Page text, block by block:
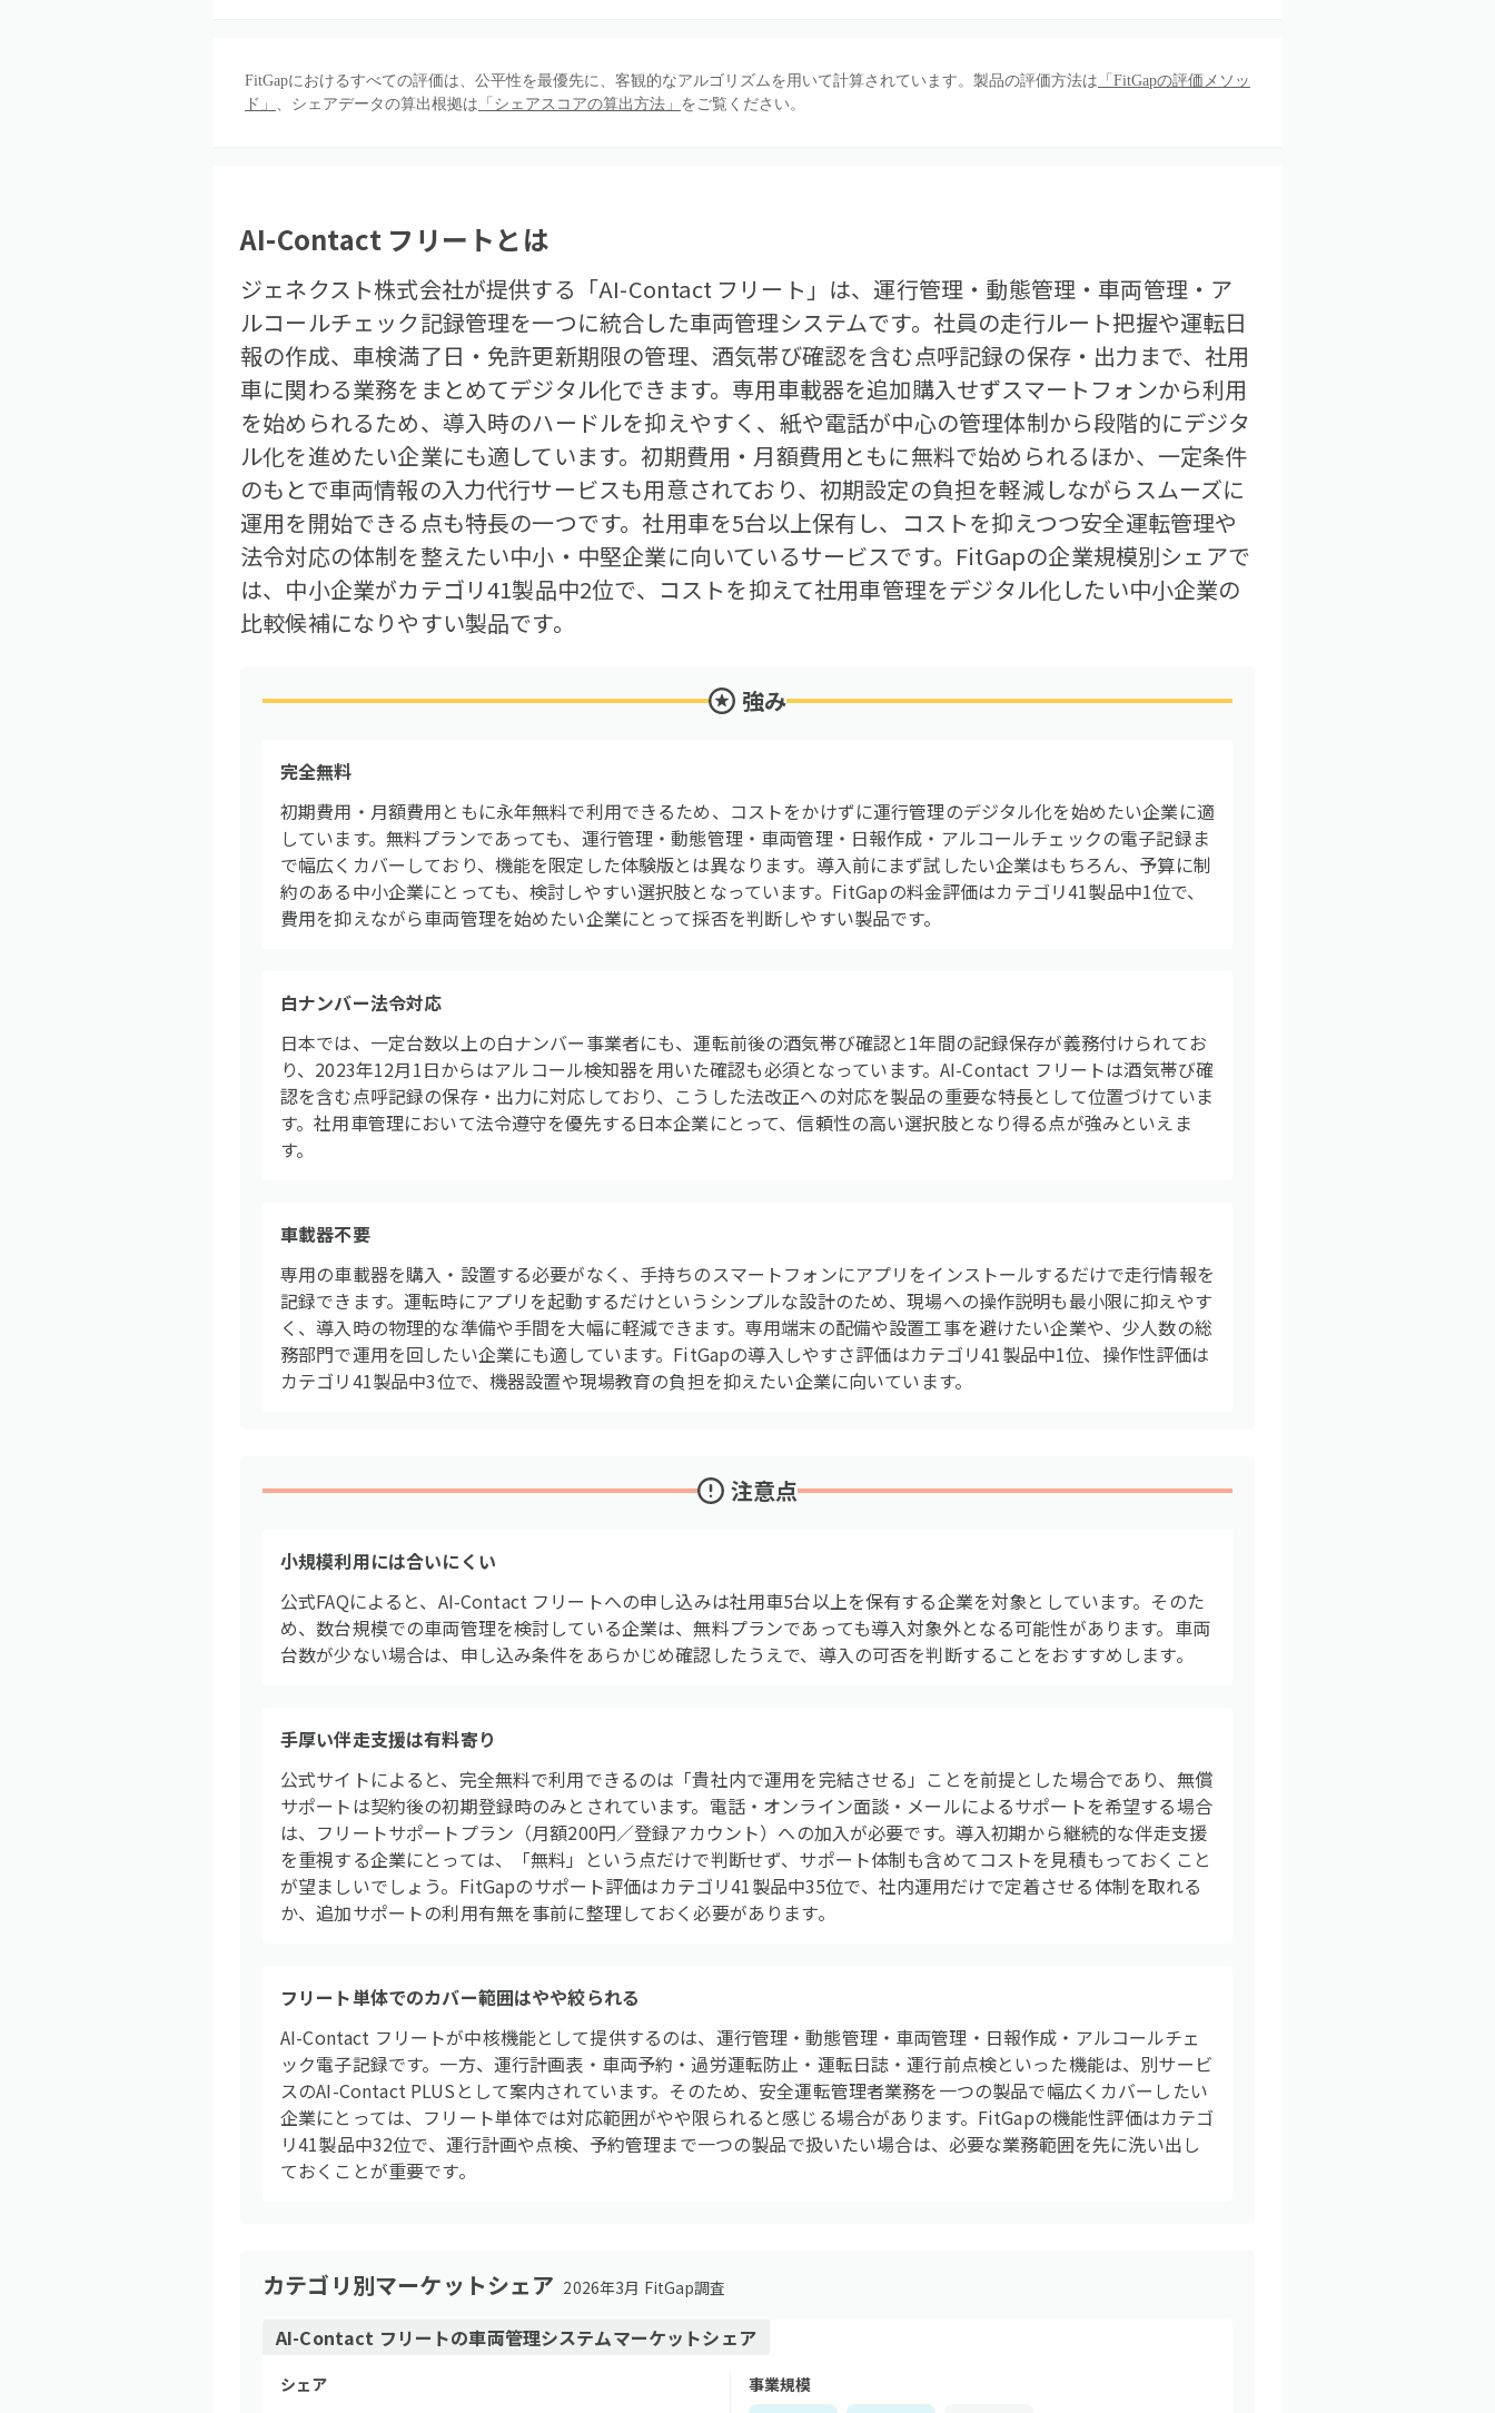
FitGapにおけるすべての評価は、公平性を最優先に、客観的なアルゴリズムを用いて計算されています。製品の評価方法は 「FitGapの評価メソッ
ド」 、シェアデータの算出根拠は 「シェアスコアの算出方法」 をご覧ください。
AI-Contact フリート とは
ジェネクスト株式会社が提供する「AI-Contact フリート」は、運行管理・動態管理・車両管理・ア
ルコールチェック記録管理を一つに統合した車両管理システムです。社員の走行ルート把握や運転日
報の作成、車検満了日・免許更新期限の管理、酒気帯び確認を含む点呼記録の保存・出力まで、社用
車に関わる業務をまとめてデジタル化できます。専用車載器を追加購入せずスマートフォンから利用
を始められるため、導入時のハードルを抑えやすく、紙や電話が中心の管理体制から段階的にデジタ
ル化を進めたい企業にも適しています。初期費用・月額費用ともに無料で始められるほか、一定条件
のもとで車両情報の入力代行サービスも用意されており、初期設定の負担を軽減しながらスムーズに
運用を開始できる点も特長の一つです。社用車を5台以上保有し、コストを抑えつつ安全運転管理や
法令対応の体制を整えたい中小・中堅企業に向いているサービスです。FitGapの企業規模別シェアで
は、中小企業がカテゴリ41製品中2位で、コストを抑えて社用車管理をデジタル化したい中小企業の
比較候補になりやすい製品です。
強み
完全無料
初期費用・月額費用ともに永年無料で利用できるため、コストをかけずに運行管理のデジタル化を始めたい企業に適
しています。無料プランであっても、運行管理・動態管理・車両管理・日報作成・アルコールチェックの電子記録ま
で幅広くカバーしており、機能を限定した体験版とは異なります。導入前にまず試したい企業はもちろん、予算に制
約のある中小企業にとっても、検討しやすい選択肢となっています。FitGapの料金評価はカテゴリ41製品中1位で、
費用を抑えながら車両管理を始めたい企業にとって採否を判断しやすい製品です。
白ナンバー法令対応
日本では、一定台数以上の白ナンバー事業者にも、運転前後の酒気帯び確認と1年間の記録保存が義務付けられてお
り、2023年12月1日からはアルコール検知器を用いた確認も必須となっています。AI-Contact フリートは酒気帯び確
認を含む点呼記録の保存・出力に対応しており、こうした法改正への対応を製品の重要な特長として位置づけていま
す。社用車管理において法令遵守を優先する日本企業にとって、信頼性の高い選択肢となり得る点が強みといえま
す。
車載器不要
専用の車載器を購入・設置する必要がなく、手持ちのスマートフォンにアプリをインストールするだけで走行情報を
記録できます。運転時にアプリを起動するだけというシンプルな設計のため、現場への操作説明も最小限に抑えやす
く、導入時の物理的な準備や手間を大幅に軽減できます。専用端末の配備や設置工事を避けたい企業や、少人数の総
務部門で運用を回したい企業にも適しています。FitGapの導入しやすさ評価はカテゴリ41製品中1位、操作性評価は
カテゴリ41製品中3位で、機器設置や現場教育の負担を抑えたい企業に向いています。
注意点
小規模利用には合いにくい
公式FAQによると、AI-Contact フリートへの申し込みは社用車5台以上を保有する企業を対象としています。そのた
め、数台規模での車両管理を検討している企業は、無料プランであっても導入対象外となる可能性があります。車両
台数が少ない場合は、申し込み条件をあらかじめ確認したうえで、導入の可否を判断することをおすすめします。
手厚い伴走支援は有料寄り
公式サイトによると、完全無料で利用できるのは「貴社内で運用を完結させる」ことを前提とした場合であり、無償
サポートは契約後の初期登録時のみとされています。電話・オンライン面談・メールによるサポートを希望する場合
は、フリートサポートプラン（月額200円／登録アカウント）への加入が必要です。導入初期から継続的な伴走支援
を重視する企業にとっては、「無料」という点だけで判断せず、サポート体制も含めてコストを見積もっておくこと
が望ましいでしょう。FitGapのサポート評価はカテゴリ41製品中35位で、社内運用だけで定着させる体制を取れる
か、追加サポートの利用有無を事前に整理しておく必要があります。
フリート単体でのカバー範囲はやや絞られる
AI-Contact フリートが中核機能として提供するのは、運行管理・動態管理・車両管理・日報作成・アルコールチェ
ック電子記録です。一方、運行計画表・車両予約・過労運転防止・運転日誌・運行前点検といった機能は、別サービ
スのAI-Contact PLUSとして案内されています。そのため、安全運転管理者業務を一つの製品で幅広くカバーしたい
企業にとっては、フリート単体では対応範囲がやや限られると感じる場合があります。FitGapの機能性評価はカテゴ
リ41製品中32位で、運行計画や点検、予約管理まで一つの製品で扱いたい場合は、必要な業務範囲を先に洗い出し
ておくことが重要です。
カテゴリ別マーケットシェア 2026年3月 FitGap調査
AI-Contact フリートの車両管理システムマーケットシェア
シェア 事業規模